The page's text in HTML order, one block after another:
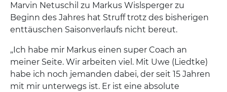
Marvin Netuschil zu Markus Wislsperger zu
Beginn des Jahres hat Struff trotz des bisherigen
enttäuschen Saisonverlaufs nicht bereut.
„Ich habe mir Markus einen super Coach an
meiner Seite. Wir arbeiten viel. Mit Uwe (Liedtke)
habe ich noch jemanden dabei, der seit 15 Jahren
mit mir unterwegs ist. Er ist eine absolute